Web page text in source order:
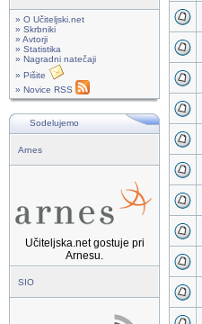
» O Učiteljski.net
» Skrbniki
» Avtorji
» Statistika
» Nagradni natečaji
» Pišite
» Novice RSS
Sodelujemo
Arnes
Učiteljska.net gostuje pri
Arnesu.
SIO